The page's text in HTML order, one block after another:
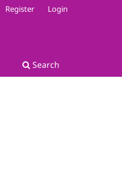
Search
Register Login